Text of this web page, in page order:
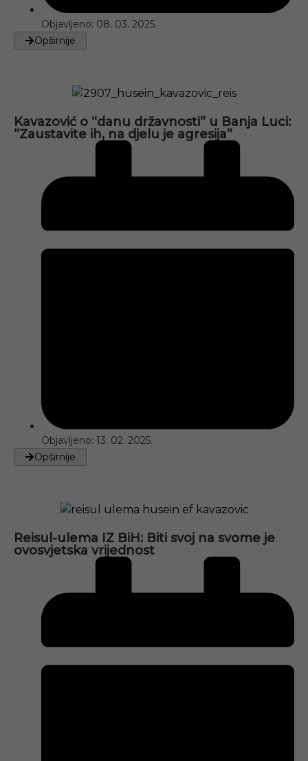
Objavljeno: 08. 03. 2025.
Opširnije
Kavazović o “danu državnosti” u Banja Luci:
“Zaustavite ih, na djelu je agresija”
Objavljeno: 13. 02. 2025.
Opširnije
Reisul-ulema IZ BiH: Biti svoj na svome je
ovosvjetska vrijednost